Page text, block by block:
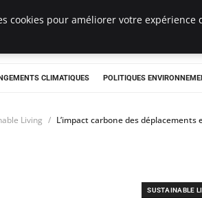
CLIMATIQUES POLITIQUES
Living L’impact carbone des
SUSTAINABLE
cookies pour améliorer votre